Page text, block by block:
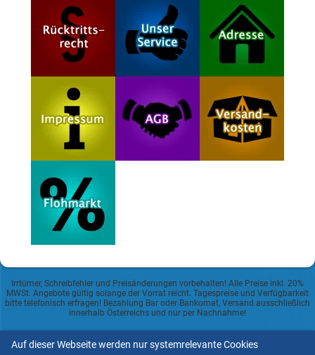
Irrtümer, Schreibfehler und Preisänderungen vorbehalten! Alle Preise inkl. 20%
MWSt. Angebote gültig solange der Vorrat reicht. Tagespreise und Verfügbarkeit
bitte telefonisch erfragen! Bezahlung Bar oder Bankomat, Versand ausschließlich
innerhalb Österreichs und nur per Nachnahme!
Datenschutzerklärung
Auf dieser Webseite werden nur systemrelevante Cookies